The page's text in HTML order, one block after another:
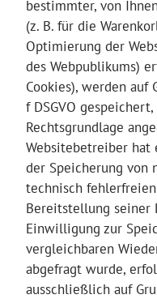
bestimmter, von
(z. B. für die
Optimierung der
des Webpublikums)
Cookies), werden auf
f DSGVO
Rechtsgrundlage
Websitebetreiber hat
der Speicherung von
technisch
Bereitstellung seiner
Einwilligung zur
vergleichbaren
abgefragt wurde,
ausschließlich auf